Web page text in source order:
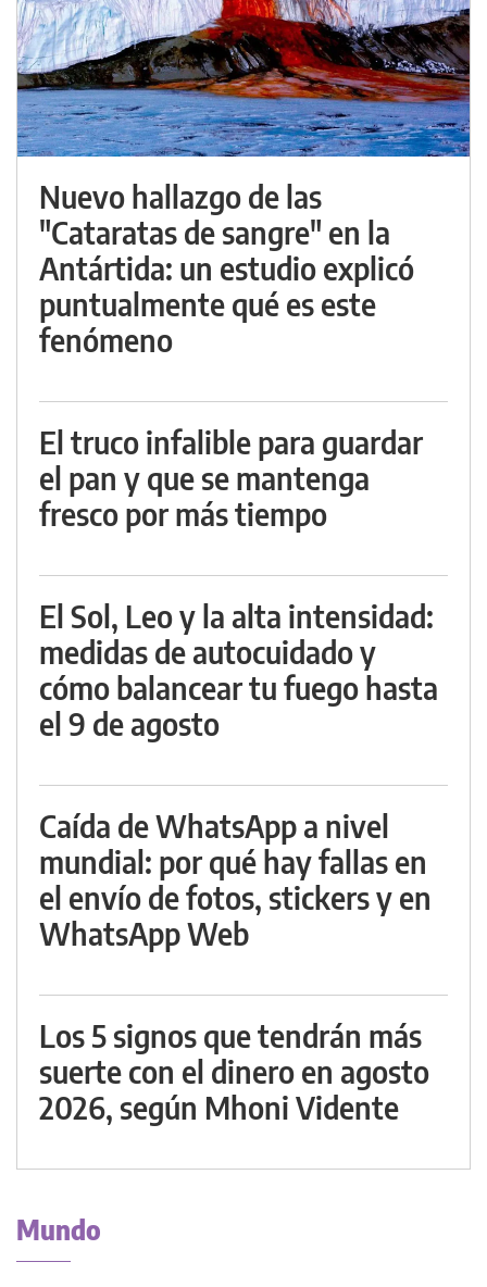
Nuevo hallazgo de las
"Cataratas de sangre" en la
Antártida: un estudio explicó
puntualmente qué es este
fenómeno
El truco infalible para guardar
el pan y que se mantenga
fresco por más tiempo
El Sol, Leo y la alta intensidad:
medidas de autocuidado y
cómo balancear tu fuego hasta
el 9 de agosto
Caída de WhatsApp a nivel
mundial: por qué hay fallas en
el envío de fotos, stickers y en
WhatsApp Web
Los 5 signos que tendrán más
suerte con el dinero en agosto
2026, según Mhoni Vidente
Mundo